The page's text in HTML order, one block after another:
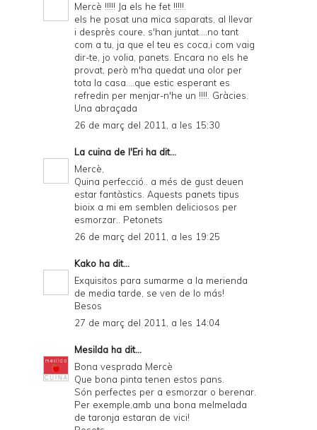
Mercè !!!!! Ja els he fet !!!!!.
els he posat una mica saparats, al llevar
i desprès coure, s'han juntat....no tant
com a tu, ja que el teu es coca,i com vaig
dir-te, jo volia, panets. Encara no els he
provat, però m'ha quedat una olor per
tota la casa....que estic esperant es
refredin per menjar-n'he un !!!!. Gràcies.
Una abraçada
26 de març del 2011, a les 15:30
La cuina de l'Eri ha dit...
Mercè,
Quina perfecció.. a més de gust deuen
estar fantàstics. Aquests panets tipus
bioix a mi em semblen deliciosos per
esmorzar.. Petonets
26 de març del 2011, a les 19:25
Kako ha dit...
Exquisitos para sumarme a la merienda
de media tarde, se ven de lo más!
Besos
27 de març del 2011, a les 14:04
Mesilda ha dit...
Bona vesprada Mercè
Que bona pinta tenen estos pans.
Són perfectes per a esmorzar o berenar.
Per exemple,amb una bona melmelada
de taronja estaran de vici!